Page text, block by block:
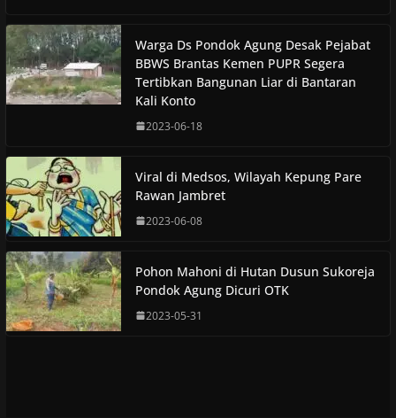
Warga Ds Pondok Agung Desak Pejabat
BBWS Brantas Kemen PUPR Segera
Tertibkan Bangunan Liar di Bantaran
Kali Konto
2023-06-18
Viral di Medsos, Wilayah Kepung Pare
Rawan Jambret
2023-06-08
Pohon Mahoni di Hutan Dusun Sukoreja
Pondok Agung Dicuri OTK
2023-05-31